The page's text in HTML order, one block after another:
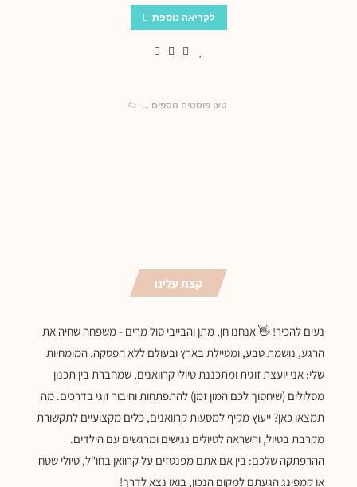
לקריאה נוספת
טען פוסטים נוספים
קצת עלינו
נעים להכיר! 👋 אנחנו חן, מתן והבייבי סול מרים - משפחה שחיה את
הרגע, נושמת טבע, ומטיילת בארץ ובעולם ללא הפסקה. המומחיות
שלי: אני יועצת זוגית ומתכננת טיולי קרוואנים, שמחברת בין תכנון
מסלולים (שיחסוך לכם המון זמן) להתפתחות וחיבור זוגי בדרכים. מה
תמצאו כאן? ייעוץ מקיף למסעות קרוואנים, כלים מקצועיים לתקשורת
מקרבת בטיול, והשראה לטיולים נגישים ומרגשים עם הילדים.
ההרפתקה שלכם: בין אם אתם מפנטזים על קרוואן בחו"ל, טיולי שטח
או קמפינג הגעתם למקום הנכון, בואו נצא לדרך!